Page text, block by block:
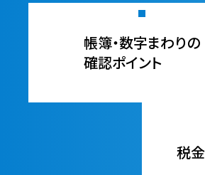
帳簿・数字まわりの
確認ポイント
税